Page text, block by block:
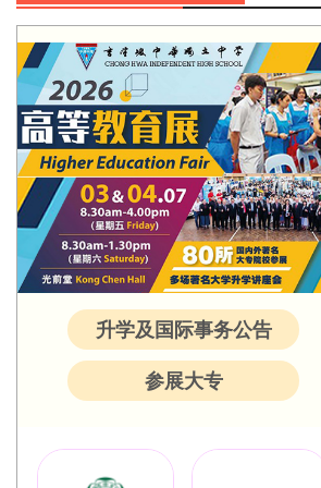
升学及国际事务公告
参展大专